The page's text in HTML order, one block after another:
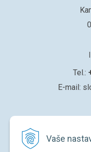
Vaše
Tel.:
E-mail: